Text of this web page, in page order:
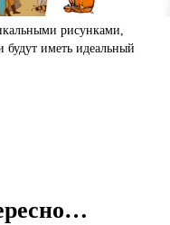
рисунками,
иметь идеальный